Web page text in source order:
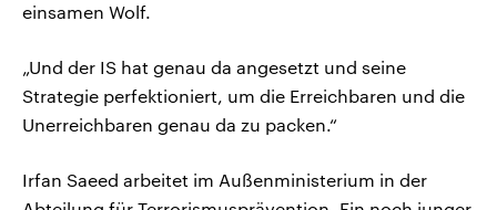
einsamen Wolf.
„Und der IS hat genau da angesetzt und seine
Strategie perfektioniert, um die Erreichbaren und die
Unerreichbaren genau da zu packen.“
Irfan Saeed arbeitet im Außenministerium in der